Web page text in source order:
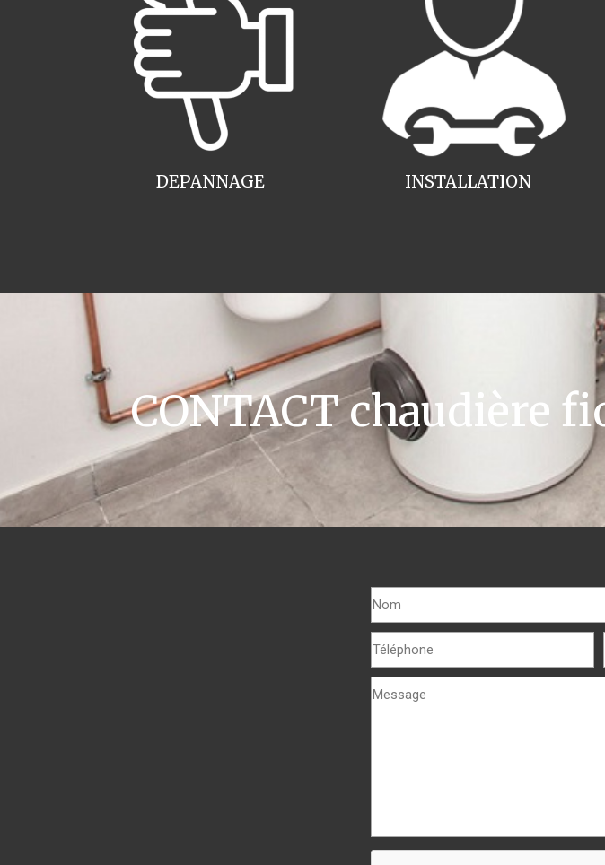
INSTALLATION
DEPANNAGE
CONTACT chaudière